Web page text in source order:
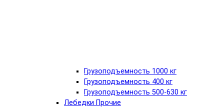
Грузоподъемность 1000 кг
Грузоподъемность 400 кг
Грузоподъемность 500-630 кг
Лебедки Прочие